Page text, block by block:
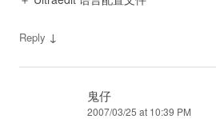
Reply ↓
鬼仔
2007/03/25 at 10:39 PM